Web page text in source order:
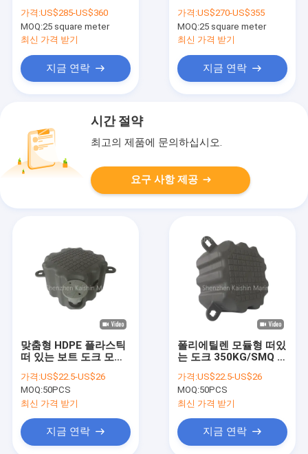
가격:US$285-US$360
MOQ:25 square meter
최신 가격 받기
지금 연락
합금 해양 손가락 도크
떠 있는 펀톤
가격:US$270-US$355
MOQ:25 square meter
최신 가격 받기
지금 연락
시간 절약
최고의 제품에 문의하십시오.
요구 사항 제공
맞춤형 HDPE 플라스틱
떠 있는 보트 도크 모듈
쉽다
가격:US$22.5-US$26
MOQ:50PCS
최신 가격 받기
지금 연락
폴리에틸렌 모듈형 떠있
는 도크 350KG/SMQ 로
펀톤
가격:US$22.5-US$26
MOQ:50PCS
최신 가격 받기
지금 연락